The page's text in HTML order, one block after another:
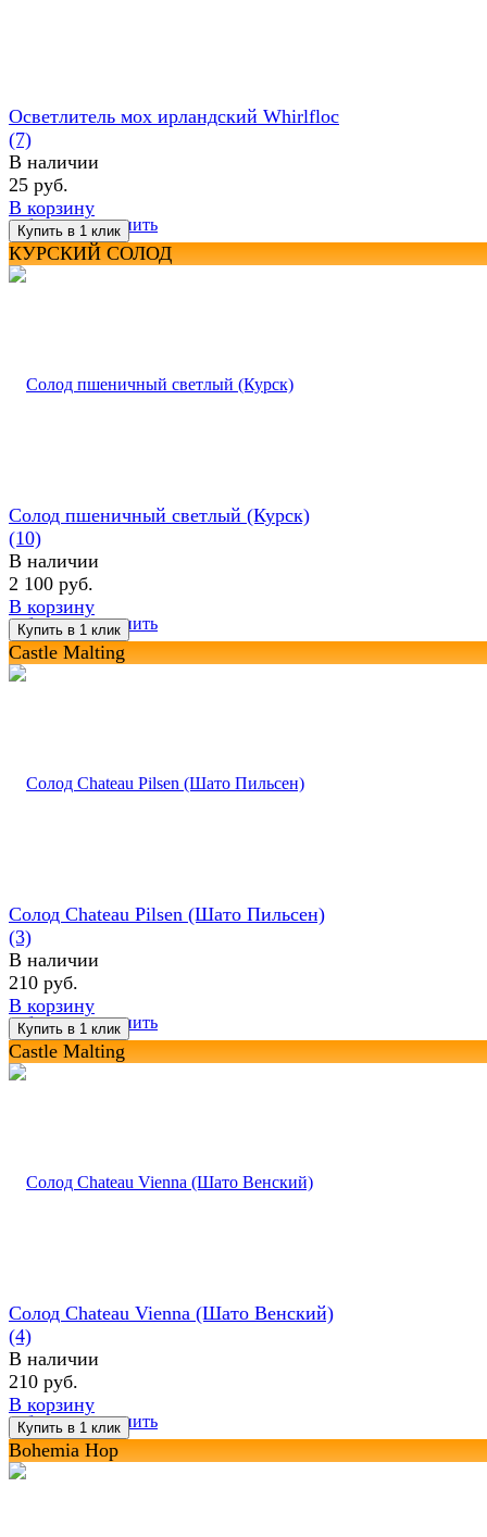
избранное сравнить
Осветлитель мох ирландский Whirlfloc
(7)
В наличии
25 руб.
В корзину
КУРСКИЙ СОЛОД
избранное сравнить
Солод пшеничный светлый (Курск)
(10)
В наличии
2 100 руб.
В корзину
Castle Malting
избранное сравнить
Солод Chateau Pilsen (Шато Пильсен)
(3)
В наличии
210 руб.
В корзину
Castle Malting
избранное сравнить
Солод Chateau Vienna (Шато Венский)
(4)
В наличии
210 руб.
В корзину
Bohemia Hop